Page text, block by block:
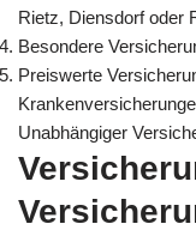
Rietz, Diensdorf oder
Besondere
Preiswerte
Unabhängiger